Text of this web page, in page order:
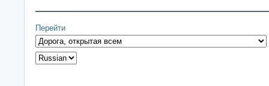
Перейти